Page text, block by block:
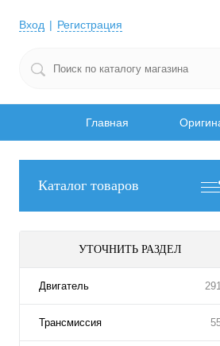
Вход Регистрация
Главная
Каталог товаров
УТОЧНИТЬ РАЗДЕЛ
Двигатель
Трансмиссия